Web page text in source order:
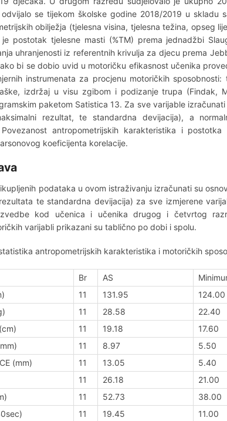
se tijekom školske godine 2018/2019 u skladu
obilježja (tjelesna visina, tjelesna težina, opseg
postotak tjelesne masti (%TM) prema jednadžbi
uhranjenosti iz referentnih krivulja za djecu prema
bi se dobio uvid u motoričku efikasnost učenika
instrumenata za procjenu motoričkih
izdržaj u visu zgibom i podizanje trupa (Findak,
paketom Satistica 13. Za sve varijable
rezultat, te standardna devijacija), a
antropometrijskih karakteristika i
koeficijenta korelacije.
podataka u ovom istraživanju izračunati su
te standardna devijacija) za sve izmjerene
kod učenica i učenika drugog i četvrtog
varijabli prikazani su tablično po dobi i spolu.
antropometrijskih karakteristika i motoričkih
Br AS
11 131.95 124.00
11 28.58 22.40
11 19.18 17.60
11 8.97 5.50
(mm)
11 13.05 5.40
11 26.18 21.00
11 52.73 38.00
11 19.45 11.00